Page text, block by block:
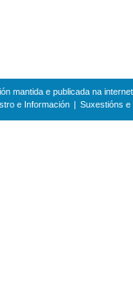
mantida e publicada na
e Información Suxestións e